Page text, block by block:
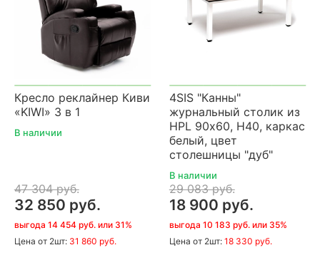
Кресло реклайнер Киви
«KIWI» 3 в 1
В наличии
47 304 руб.
32 850 руб.
выгода 14 454 руб. или 31%
Цена от 2шт: 31 860 руб.
4SIS "Канны"
журнальный столик из
HPL 90х60, H40, каркас
белый, цвет
столешницы "дуб"
В наличии
29 083 руб.
18 900 руб.
выгода 10 183 руб. или 35%
Цена от 2шт: 18 330 руб.